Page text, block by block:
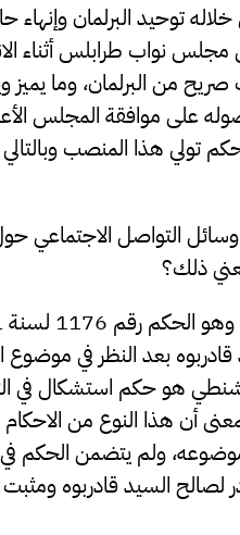
توحيد البرلمان وإنهاء
مجلس نواب طرابلس أثناء
من البرلمان، وما يميز
على موافقة المجلس
تولي هذا المنصب
وسائل التواصل الاجتماعي
ذلك؟
بعد النظر في موضوع
هو حكم استشكال في
أن هذا النوع من الاحكام
ولم يتضمن الحكم
لصالح السيد قادربوه